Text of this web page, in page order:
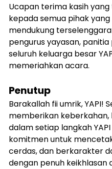
Ucapan terima kasih
kepada semua pihak
mendukung
pengurus yayasan,
seluruh keluarga besar
memeriahkan acara.
Penutup
Barakallah fii umrik, YAPI!
memberikan keberkahan,
dalam setiap langkah
komitmen untuk
cerdas, dan berkarakter
dengan penuh keikhlasan